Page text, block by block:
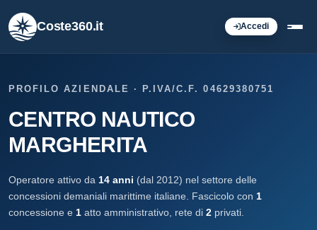
Coste360.it Accedi
PROFILO AZIENDALE · P.IVA/C.F. 04629380751
CENTRO NAUTICO
MARGHERITA
Operatore attivo da 14 anni (dal 2012) nel settore delle
concessioni demaniali marittime italiane. Fascicolo con 1
concessione e 1 atto amministrativo, rete di 2 privati.